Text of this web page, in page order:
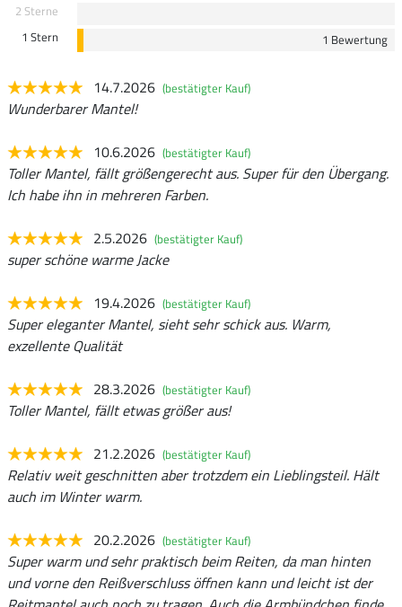
2 Sterne
1 Stern
1 Bewertung
14.7.2026 (bestätigter Kauf)
Wunderbarer Mantel!
10.6.2026 (bestätigter Kauf)
Toller Mantel, fällt größengerecht aus. Super für den Übergang.
Ich habe ihn in mehreren Farben.
2.5.2026 (bestätigter Kauf)
super schöne warme Jacke
19.4.2026 (bestätigter Kauf)
Super eleganter Mantel, sieht sehr schick aus. Warm,
exzellente Qualität
28.3.2026 (bestätigter Kauf)
Toller Mantel, fällt etwas größer aus!
21.2.2026 (bestätigter Kauf)
Relativ weit geschnitten aber trotzdem ein Lieblingsteil. Hält
auch im Winter warm.
20.2.2026 (bestätigter Kauf)
Super warm und sehr praktisch beim Reiten, da man hinten
und vorne den Reißverschluss öffnen kann und leicht ist der